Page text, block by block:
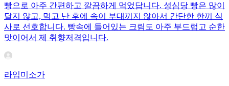
빵으로 아주 간편하고 깔끔하게 먹었답니다. 성심당 빵은 많이
달지 않고, 먹고 난 후에 속이 부대끼지 않아서 간단한 한끼 식
사로 선호합니다. 빵속에 들어있는 크림도 아주 부드럽고 순한
맛이어서 제 취향저격입니다.
라임미소가